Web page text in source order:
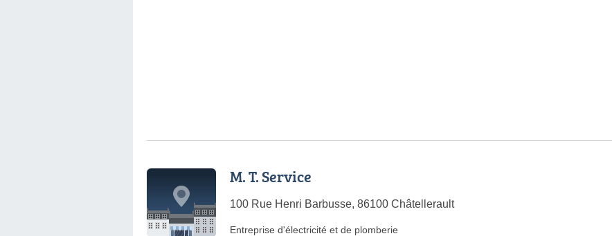
M. T. Service
100 Rue Henri Barbusse, 86100 Châtellerault
Entreprise d'électricité et de plomberie